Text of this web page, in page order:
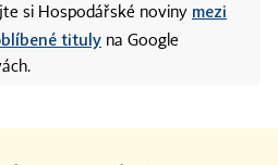
si Hospodářské noviny mezi
tituly na Google